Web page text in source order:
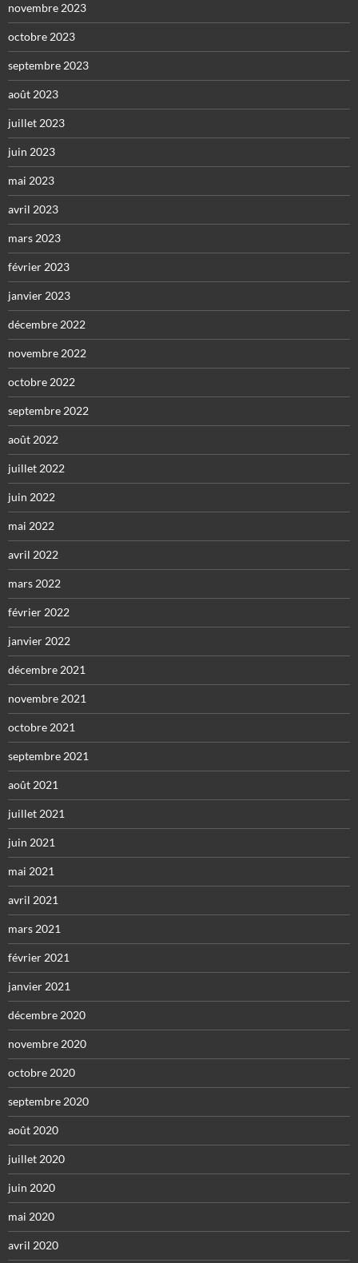
novembre 2023
octobre 2023
septembre 2023
août 2023
juillet 2023
juin 2023
mai 2023
avril 2023
mars 2023
février 2023
janvier 2023
décembre 2022
novembre 2022
octobre 2022
septembre 2022
août 2022
juillet 2022
juin 2022
mai 2022
avril 2022
mars 2022
février 2022
janvier 2022
décembre 2021
novembre 2021
octobre 2021
septembre 2021
août 2021
juillet 2021
juin 2021
mai 2021
avril 2021
mars 2021
février 2021
janvier 2021
décembre 2020
novembre 2020
octobre 2020
septembre 2020
août 2020
juillet 2020
juin 2020
mai 2020
avril 2020